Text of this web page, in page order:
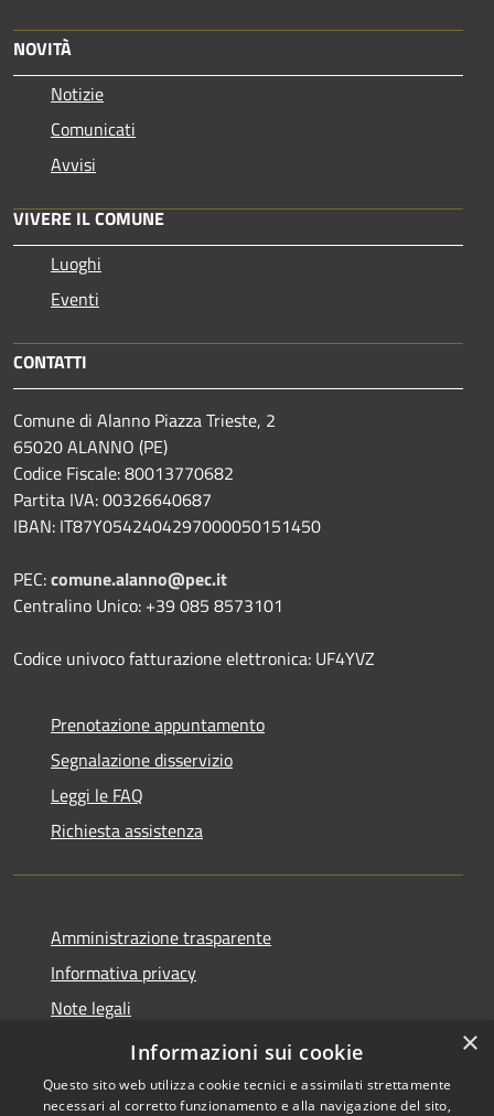
NOVITÀ
Notizie
Comunicati
Avvisi
VIVERE IL COMUNE
Luoghi
Eventi
CONTATTI
Comune di Alanno Piazza Trieste, 2
65020 ALANNO (PE)
Codice Fiscale: 80013770682
Partita IVA: 00326640687
IBAN: IT87Y0542404297000050151450
PEC:comune.alanno@pec.it
Centralino Unico: +39 085 8573101
Codice univoco fatturazione elettronica: UF4YVZ
Prenotazione appuntamento
Segnalazione disservizio
Leggi le FAQ
Richiesta assistenza
Amministrazione trasparente
Informativa privacy
Note legali
Dichiarazione di accessibilità
×
Informazioni sui cookie
Questo sito web utilizza cookie tecnici e assimilati strettamente
necessari al corretto funzionamento e alla navigazione del sito,